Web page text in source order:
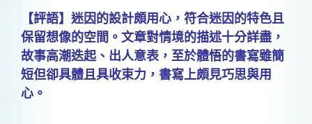
【評語】迷因的設計頗用心，符合迷因的特色且
保留想像的空間。文章對情境的描述十分詳盡，
故事高潮迭起、出人意表，至於體悟的書寫雖簡
短但卻具體且具收束力，書寫上頗見巧思與用
心。